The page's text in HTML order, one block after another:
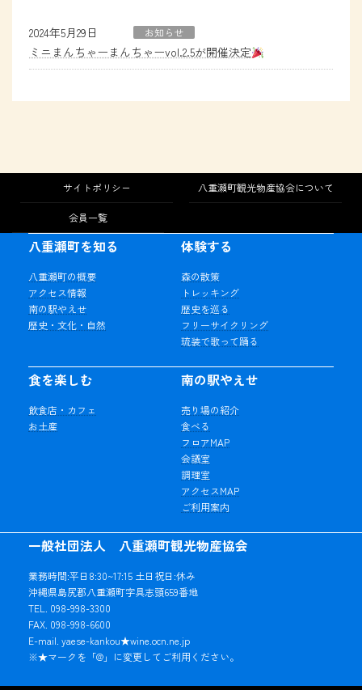
2024年5月29日 お知らせ
ミニまんちゃーまんちゃーvol.2.5が開催決定
サイトポリシー 八重瀬町観光物産協会について
会員一覧
一般社団法人 八重瀬町観光物産協会
業務時間:平日8:30~17:15 土日祝日:休み
沖縄県島尻郡八重瀬町字具志頭659番地
TEL. 098-998-3300
FAX. 098-998-6600
E-mail. yaese-kankou★wine.ocn.ne.jp
※★マークを「@」に変更してご利用ください。
八重瀬町を知る
八重瀬町の概要
アクセス情報
南の駅やえせ
歴史・文化・自然
体験する
森の散策
トレッキング
歴史を巡る
フリーサイクリング
琉装で歌って踊る
食を楽しむ
飲食店・カフェ
お土産
南の駅やえせ
売り場の紹介
食べる
フロアMAP
会議室
調理室
アクセスMAP
ご利用案内